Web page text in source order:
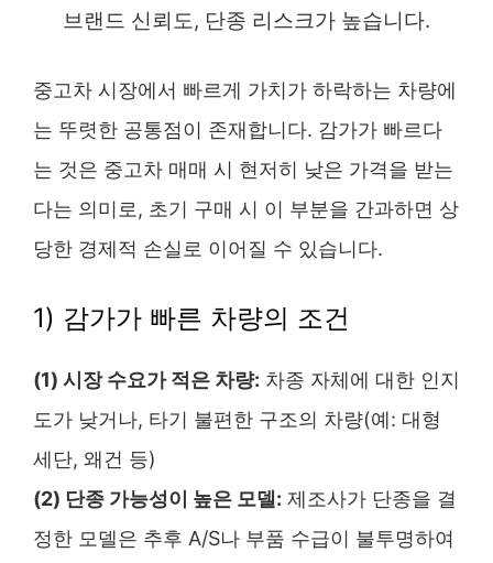
브랜드 신뢰도, 단종 리스크가 높습니다.
중고차 시장에서 빠르게 가치가 하락하는 차량에
는 뚜렷한 공통점이 존재합니다. 감가가 빠르다
는 것은 중고차 매매 시 현저히 낮은 가격을 받는
다는 의미로, 초기 구매 시 이 부분을 간과하면 상
당한 경제적 손실로 이어질 수 있습니다.
1) 감가가 빠른 차량의 조건
(1) 시장 수요가 적은 차량: 차종 자체에 대한 인지
도가 낮거나, 타기 불편한 구조의 차량(예: 대형
세단, 왜건 등)
(2) 단종 가능성이 높은 모델: 제조사가 단종을 결
정한 모델은 추후 A/S나 부품 수급이 불투명하여